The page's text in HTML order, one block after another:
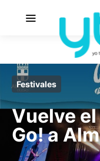
Festivales
Vuelve
Go! a